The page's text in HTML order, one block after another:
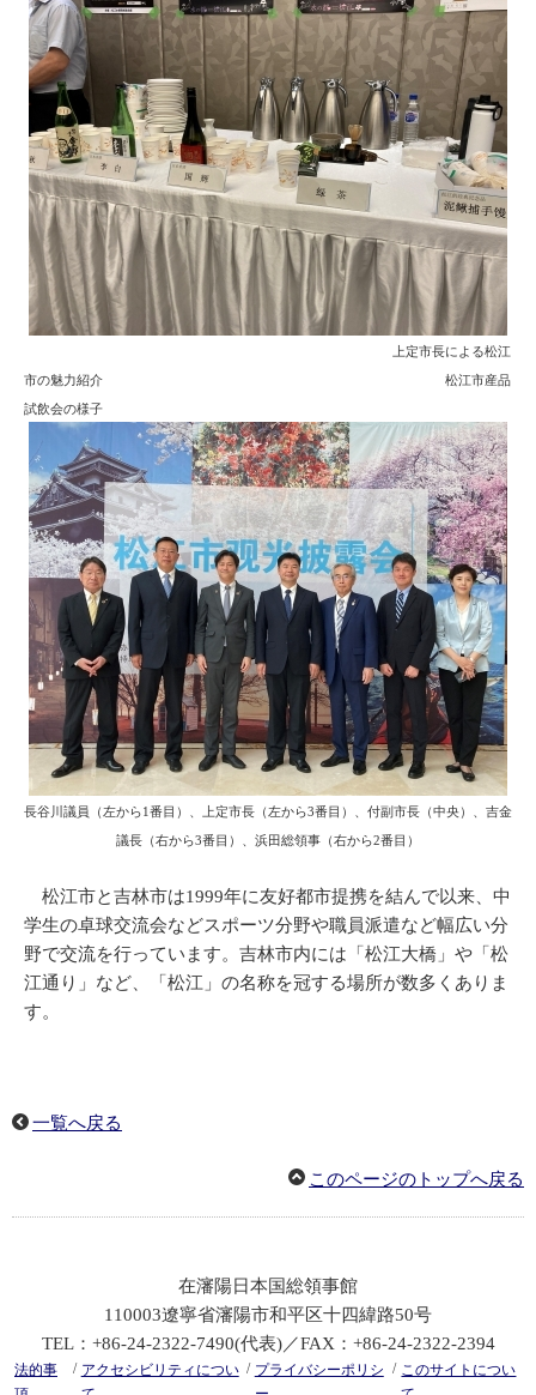
上定市長による松江
市の魅力紹介 松江市産品
試飲会の様子
長谷川議員（左から1番目）、上定市長（左から3番目）、付副市長（中央）、吉金
議長（右から3番目）、浜田総領事（右から2番目）
松江市と吉林市は1999年に友好都市提携を結んで以来、中
学生の卓球交流会などスポーツ分野や職員派遣など幅広い分
野で交流を行っています。吉林市内には「松江大橋」や「松
江通り」など、「松江」の名称を冠する場所が数多くありま
す。
一覧へ戻る
このページのトップへ戻る
在瀋陽日本国総領事館
110003遼寧省瀋陽市和平区十四緯路50号
TEL：+86-24-2322-7490(代表)／FAX：+86-24-2322-2394
法的事
/ アクセシビリティについ / プライバシーポリシ
/ このサイトについ